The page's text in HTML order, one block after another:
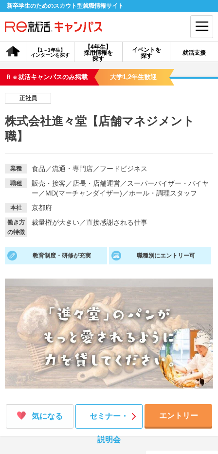
新卒学生のためのスカウト型就職情報サイト
【4年生】
採用情報を
探す
【1～3年生】
インターンを探す
イベントを
探す
就活支援
会員登録 ログイン
会員ID・パスワードを忘れた方はこちら
探す
イベントを探す スカウト お知らせ
就活ノウハウ・サポート
あなたに合う仕事を診断！ 動画で対策講座をチェック
就活ニュースペーパー
就活時事ニュースを更新
よくある質問
不明点があればこちら
Ｒｅ就活キャンパスのみ掲載 大学1,2年生歓迎
正社員
株式会社進々堂【店舗マネジメント
職】
業種 食品 ／流通・専門店／フードビジネス
職種 販売・接客 ／ 店長・店舗運営／ スーパーバイザー・バイヤ
ー ／MD(マーチャンダイザー) ／ホール・調理スタッフ
本社 京都府
働き方
の特徴
裁量権が大きい／直接感謝される仕事
教育制度・研修が充実 職種別にエントリー可
気になる セミナー・
説明会
エントリー